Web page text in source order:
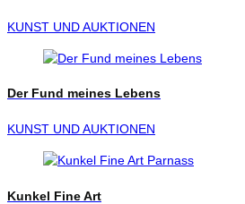
KUNST UND AUKTIONEN
Der Fund meines Lebens
KUNST UND AUKTIONEN
Kunkel Fine Art